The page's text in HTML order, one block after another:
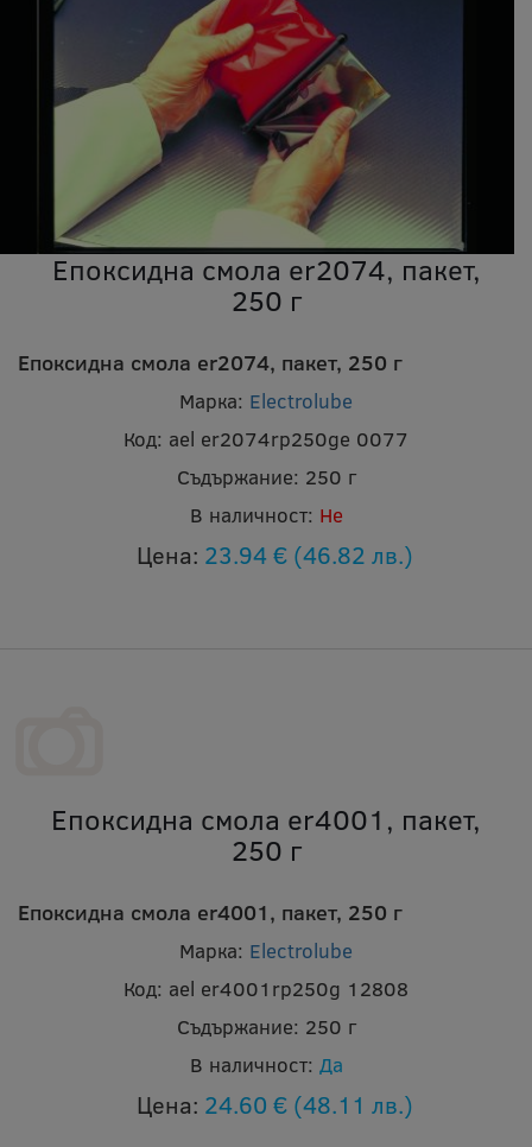
Епоксидна смола er2074, пакет,
250 г
Епоксидна смола er2074, пакет, 250 г
Марка: Electrolube
Код: ael er2074rp250ge 0077
Съдържание: 250 г
В наличност: Не
Цена: 23.94 € (46.82 лв.)
Епоксидна смола er4001, пакет,
250 г
Епоксидна смола er4001, пакет, 250 г
Марка: Electrolube
Код: ael er4001rp250g 12808
Съдържание: 250 г
В наличност: Да
Цена: 24.60 € (48.11 лв.)